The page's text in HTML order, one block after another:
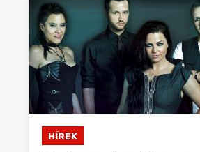
HÍREK